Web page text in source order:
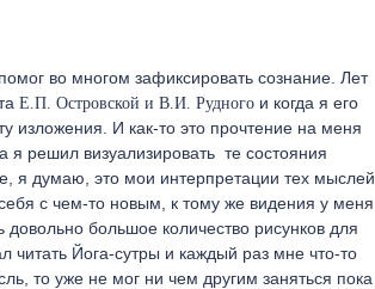
во многом зафиксировать сознание. Лет
Е.П. Островской и В.И. Рудного и когда я его
изложения. И как-то это прочтение на меня
я решил визуализировать те состояния
я думаю, это мои интерпретации тех мыслей
с чем-то новым, к тому же видения у меня
большое количество рисунков для
читать Йога-сутры и каждый раз мне что-то
то уже не мог ни чем другим заняться пока